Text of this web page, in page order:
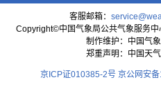
客服邮箱：
Copyright©中国气象局公共气象服务
制作维护：中国气
郑重声明：中国天
京ICP证010385-2号 京公网安